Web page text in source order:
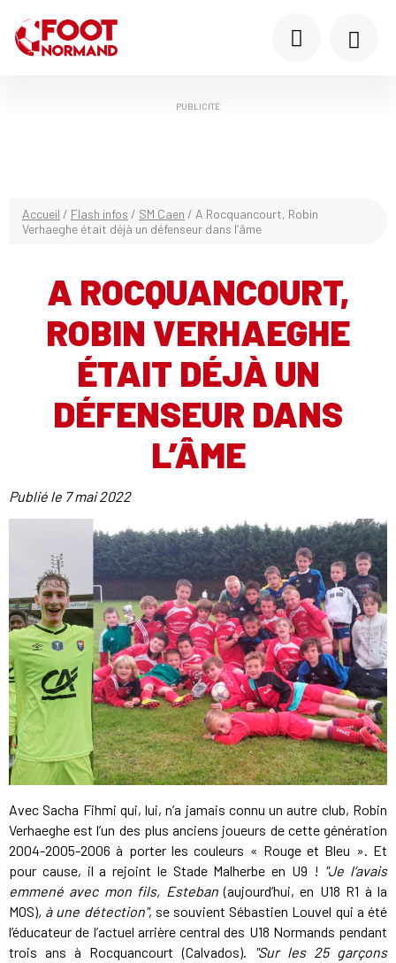
PUBLICITÉ
Accueil / Flash infos / SM Caen / A Rocquancourt, Robin
Verhaeghe était déjà un défenseur dans l’âme
A ROCQUANCOURT,
ROBIN VERHAEGHE
ÉTAIT DÉJÀ UN
DÉFENSEUR DANS
L’ÂME
Publié le 7 mai 2022
Avec Sacha Fihmi qui, lui, n’a jamais connu un autre club, Robin
Verhaeghe est l’un des plus anciens joueurs de cette génération
2004-2005-2006 à porter les couleurs « Rouge et Bleu ». Et
pour cause, il a rejoint le Stade Malherbe en U9 ! "Je l’avais
emmené avec mon fils, Esteban(aujourd’hui, en U18 R1 à la
MOS), à une détection", se souvient Sébastien Louvel qui a été
l’éducateur de l’actuel arrière central des U18 Normands pendant
trois ans à Rocquancourt (Calvados).
"Sur les 25 garçons